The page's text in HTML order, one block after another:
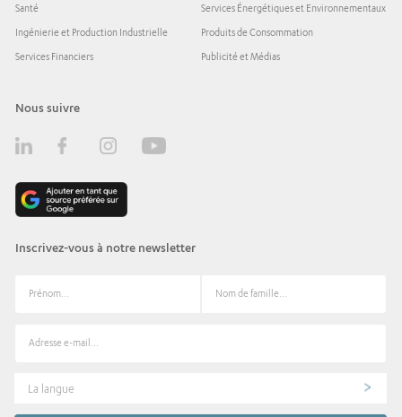
Santé
Ingénierie et Production Industrielle
Services Financiers
Services Énergétiques et Environnementaux
Produits de Consommation
Publicité et Médias
Nous suivre
Inscrivez-vous à notre newsletter
La langue